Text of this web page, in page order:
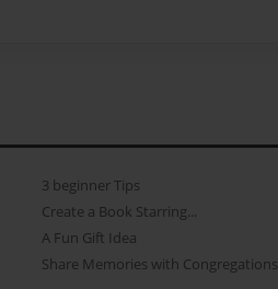
3 beginner Tips
Create a Book Starring...
A Fun Gift Idea
Share Memories with Congregations